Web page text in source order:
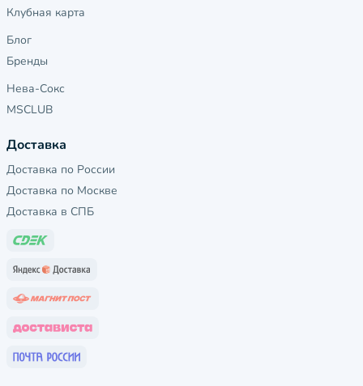
Клубная карта
Блог
Бренды
Нева-Сокс
MSCLUB
Доставка
Доставка по России
Доставка по Москве
Доставка в СПБ